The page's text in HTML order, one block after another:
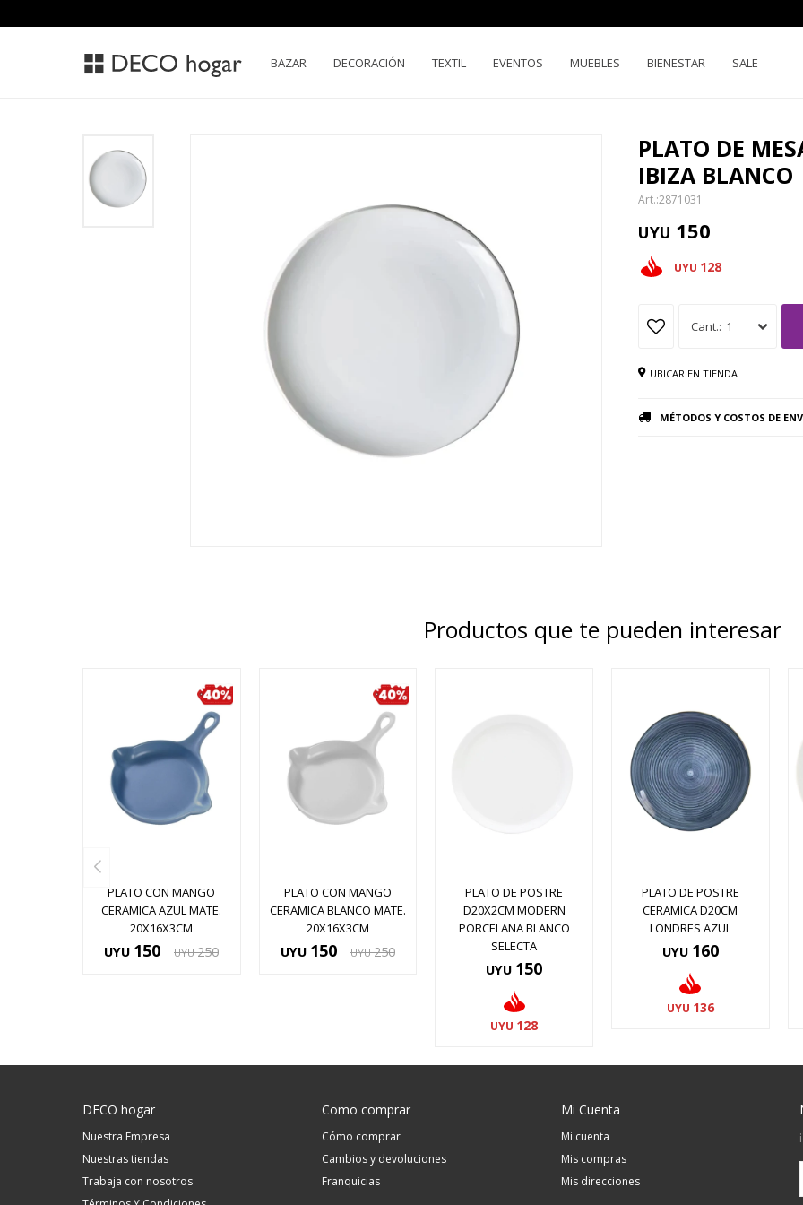
BAZAR DECORACIÓN TEXTIL EVENTOS MUEBLES BIENESTAR SALE
PLATO DE
IBIZA BLANCO
2871031
UYU 150
UYU 128
1
UBICAR EN TIENDA
MÉTODOS Y COSTOS DE
Productos que te pueden interesar
PLATO CON MANGO
CERAMICA AZUL MATE.
20X16X3CM
UYU 150 UYU 250
PLATO CON MANGO
CERAMICA BLANCO MATE.
20X16X3CM
UYU 150 UYU 250
PLATO DE POSTRE
D20X2CM MODERN
PORCELANA BLANCO
SELECTA
UYU 150
UYU 128
PLATO DE POSTRE
CERAMICA D20CM
LONDRES AZUL
UYU 160
UYU 136
DECO hogar
Nuestra Empresa
Nuestras tiendas
Trabaja con nosotros
Como comprar
Cómo comprar
Cambios y devoluciones
Franquicias
Mi Cuenta
Mi cuenta
Mis compras
Mis direcciones